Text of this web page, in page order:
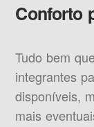
Conforto
Tudo bem
integrantes
disponíveis,
mais